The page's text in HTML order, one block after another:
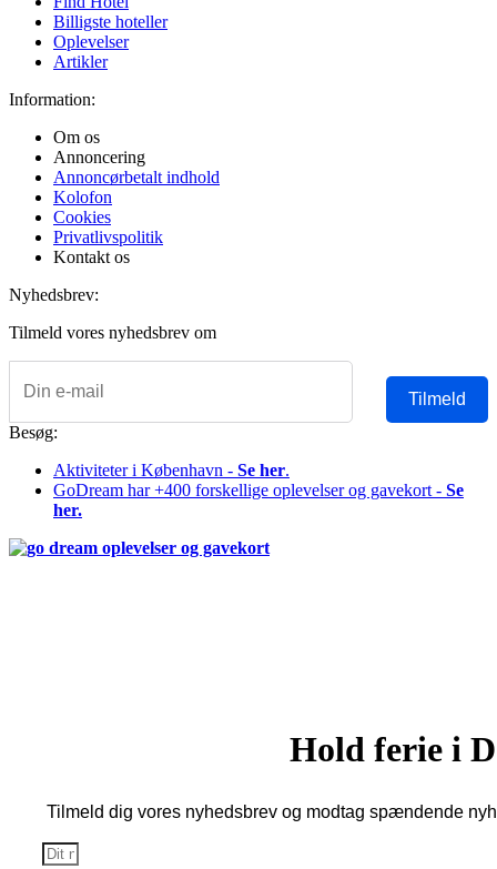
Billigste hoteller
Oplevelser
Artikler
Information:
Om os
Annoncering
Annoncørbetalt indhold
Kolofon
Cookies
Privatlivspolitik
Kontakt os
Nyhedsbrev:
Tilmeld vores nyhedsbrev om
Tilmeld
Besøg:
Aktiviteter i København - Se her.
GoDream har +400 forskellige oplevelser og gavekort - Se
her.
Hold ferie i
Tilmeld dig vores nyhedsbrev og modtag spændende